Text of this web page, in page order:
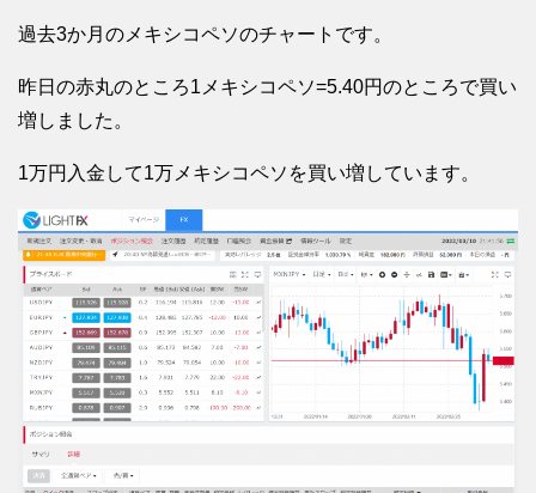
過去3か月のメキシコペソのチャートです。
昨日の赤丸のところ1メキシコペソ=5.40円のところで買い
増しました。
1万円入金して1万メキシコペソを買い増しています。